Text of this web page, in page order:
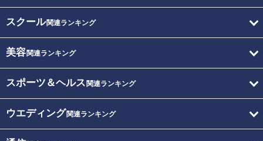
スクール関連ランキング
美容関連ランキング
スポーツ＆ヘルス 関連ランキング
ウエディング関連ランキング